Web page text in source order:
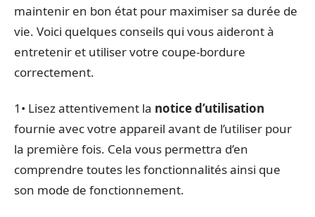
maintenir en bon état pour maximiser sa durée de
vie. Voici quelques conseils qui vous aideront à
entretenir et utiliser votre coupe-bordure
correctement.
1• Lisez attentivement la notice d’utilisation
fournie avec votre appareil avant de l’utiliser pour
la première fois. Cela vous permettra d’en
comprendre toutes les fonctionnalités ainsi que
son mode de fonctionnement.